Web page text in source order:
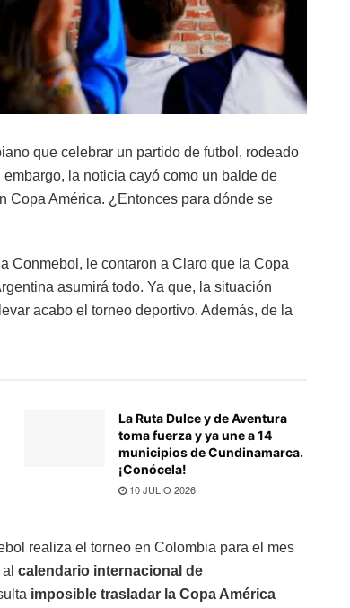
que celebrar un partido de futbol, rodeado
la noticia cayó como un balde de
Copa América. ¿Entonces para dónde se
Conmebol, le contaron a Claro que la Copa
asumirá todo. Ya que, la situación
acabo el torneo deportivo. Además, de la
La Ruta Dulce y de Aventura
toma fuerza y ya une a 14
municipios de Cundinamarca.
¡Conócela!
10 JULIO 2026
realiza el torneo en Colombia para el mes
calendario internacional de
imposible trasladar la Copa América